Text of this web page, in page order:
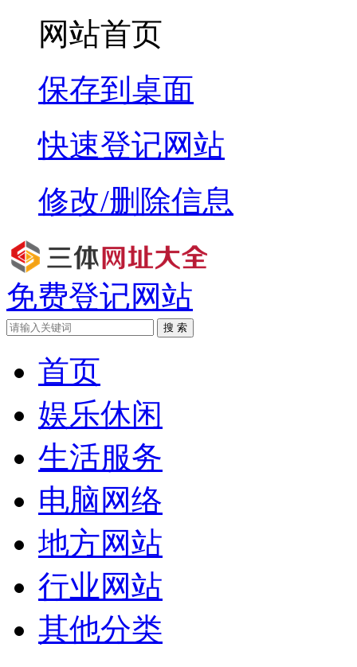
网站首页
保存到桌面
快速登记网站
修改/删除信息
免费登记网站
搜 索
首页
娱乐休闲
生活服务
电脑网络
地方网站
行业网站
其他分类